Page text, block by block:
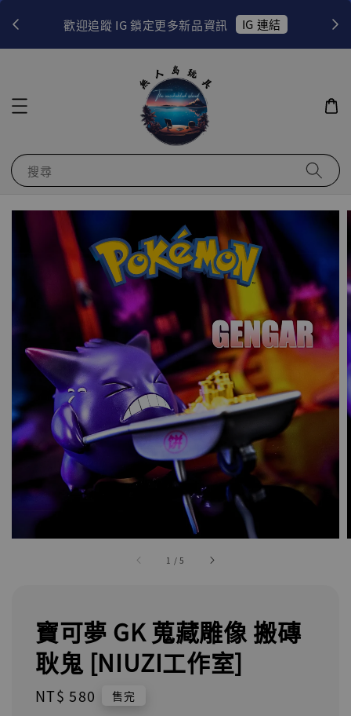
歡迎追蹤 IG 鎖定更多新品資訊 IG 連結
搜尋
1 /5
寶可夢 GK 蒐藏雕像 搬磚
耿鬼 [NIUZI工作室]
Regular
NT$ 580 售完